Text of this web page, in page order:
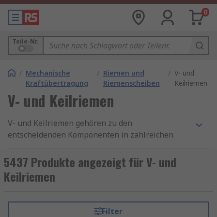
0
Teile-Nr.
/ Mechanische
Kraftübertragung
/ Riemen und
Riemenscheiben
/ V- und
Keilriemen
V- und Keilriemen
V‑ und Keilriemen gehören zu den
entscheidenden Komponenten in zahlreichen
übertragen kraftvoll Drehbewegungen zwischen
Wellen, sichern einen zuverlässigen
Maschinenbetrieb und sorgen für eine effiziente
V‑Riemen oder Keilriemen kaufen möchten,
5437 Produkte angezeigt für V- und
Keilriemen
Filter